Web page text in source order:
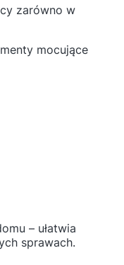
zarówno w
mocujące
– ułatwia
sprawach.